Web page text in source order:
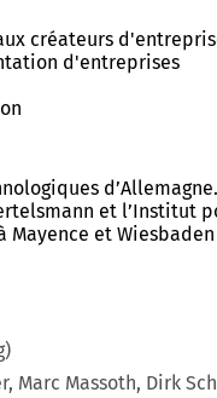
créateurs
d'entreprises
et l’Institut
et
Marc Massoth, Dirk